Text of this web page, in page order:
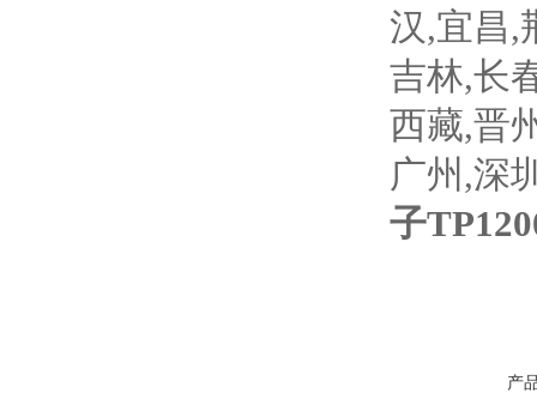
汉,宜昌,
吉林,长
西藏,晋
广州,深
子
产